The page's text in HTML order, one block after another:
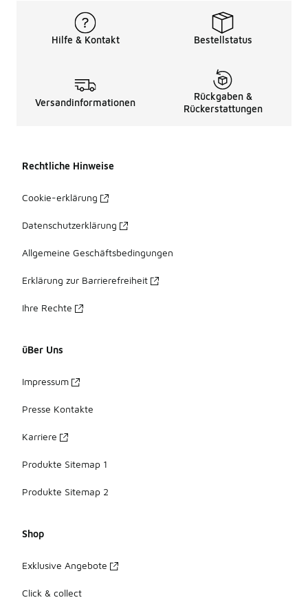
Hilfe & Kontakt Bestellstatus
Versandinformationen
Rückgaben &
Rückerstattungen
Rechtliche Hinweise
Cookie-erklärung
Datenschutzerklärung
Allgemeine Geschäftsbedingungen
Erklärung zur Barrierefreiheit
Ihre Rechte
üBer Uns
Impressum
Presse Kontakte
Karriere
Produkte Sitemap 1
Produkte Sitemap 2
Shop
Exklusive Angebote
Click & collect